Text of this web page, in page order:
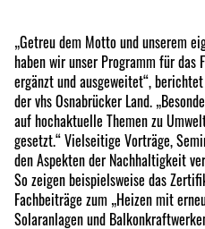
„Getreu dem Motto und unserem
haben wir unser Programm für
ergänzt und ausgeweitet“,
der vhs Osnabrücker Land.
auf hochaktuelle Themen zu
gesetzt.“ Vielseitige Vorträge,
den Aspekten der Nachhaltigkeit
So zeigen beispielsweise das
Fachbeiträge zum „Heizen mit
Solaranlagen und